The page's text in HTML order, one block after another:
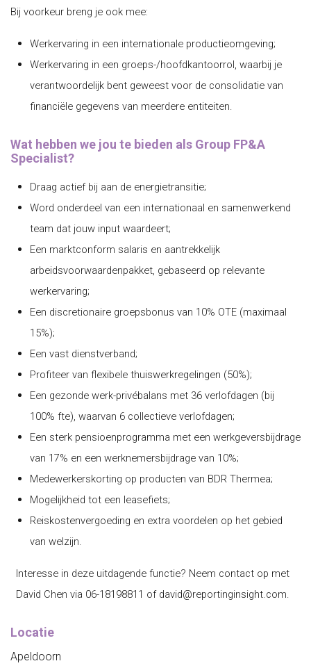
Bij voorkeur breng je ook mee:
Werkervaring in een internationale productieomgeving;
Werkervaring in een groeps-/hoofdkantoorrol, waarbij je
verantwoordelijk bent geweest voor de consolidatie van
financiële gegevens van meerdere entiteiten.
Wat hebben we jou te bieden als Group FP&A
Specialist?
Draag actief bij aan de energietransitie;
Word onderdeel van een internationaal en samenwerkend
team dat jouw input waardeert;
Een marktconform salaris en aantrekkelijk
arbeidsvoorwaardenpakket, gebaseerd op relevante
werkervaring;
Een discretionaire groepsbonus van 10% OTE (maximaal
15%);
Een vast dienstverband;
Profiteer van flexibele thuiswerkregelingen (50%);
Een gezonde werk-privébalans met 36 verlofdagen (bij
100% fte), waarvan 6 collectieve verlofdagen;
Een sterk pensioenprogramma met een werkgeversbijdrage
van 17% en een werknemersbijdrage van 10%;
Medewerkerskorting op producten van BDR Thermea;
Mogelijkheid tot een leasefiets;
Reiskostenvergoeding en extra voordelen op het gebied
van welzijn.
Interesse in deze uitdagende functie? Neem contact op met
David Chen via 06-18198811 of david@reportinginsight.com.
Locatie
Apeldoorn